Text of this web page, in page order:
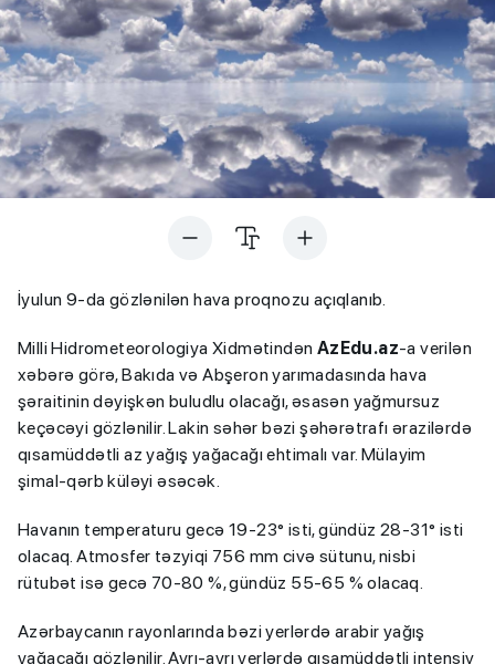
İyulun 9-da gözlənilən hava proqnozu açıqlanıb.
Milli Hidrometeorologiya Xidmətindən AzEdu.az-a verilən
xəbərə görə, Bakıda və Abşeron yarımadasında hava
şəraitinin dəyişkən buludlu olacağı, əsasən yağmursuz
keçəcəyi gözlənilir. Lakin səhər bəzi şəhərətrafı ərazilərdə
qısamüddətli az yağış yağacağı ehtimalı var. Mülayim
şimal-qərb küləyi əsəcək.
Havanın temperaturu gecə 19-23° isti, gündüz 28-31° isti
olacaq. Atmosfer təzyiqi 756 mm civə sütunu, nisbi
rütubət isə gecə 70-80 %, gündüz 55-65 % olacaq.
Azərbaycanın rayonlarında bəzi yerlərdə arabir yağış
yağacağı gözlənilir. Ayrı-ayrı yerlərdə qısamüddətli intensiv